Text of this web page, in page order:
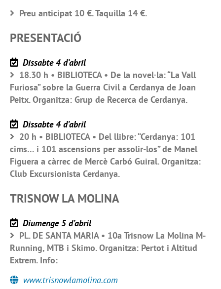
Preu anticipat 10 €. Taquilla 14 €.
PRESENTACIÓ
Dissabte 4 d’abril
18.30 h • BIBLIOTECA • De la novel·la: “La Vall
Furiosa” sobre la Guerra Civil a Cerdanya de Joan
Peitx. Organitza: Grup de Recerca de Cerdanya.
Dissabte 4 d’abril
20 h • BIBLIOTECA • Del llibre: “Cerdanya: 101
cims… i 101 ascensions per assolir-los” de Manel
Figuera a càrrec de Mercè Carbó Guiral. Organitza:
Club Excursionista Cerdanya.
TRISNOW LA MOLINA
Diumenge 5 d’abril
PL. DE SANTA MARIA • 10a Trisnow La Molina M-
Running, MTB i Skimo. Organitza: Pertot i Altitud
Extrem. Info:
www.trisnowlamolina.com